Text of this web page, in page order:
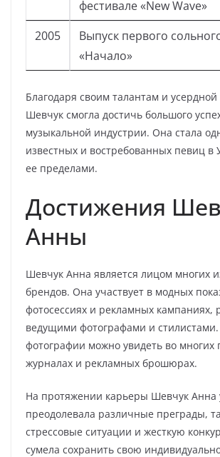
фестивале «New Wave»
2005
Выпуск первого
«Начало»
Благодаря своим талантам и
Шевчук смогла достичь большого
музыкальной индустрии. Она стала
известных и востребованных певиц в
ее пределами.
Достижения
Анны
Шевчук Анна является лицом многих
брендов. Она участвует в модных
фотосессиях и рекламных кампаниях,
ведущими фотографами и стилистами.
фотографии можно увидеть во многих
журналах и рекламных брошюрах.
На протяжении карьеры Шевчук Анна
преодолевала различные преграды,
стрессовые ситуации и жесткую
сумела сохранить свою